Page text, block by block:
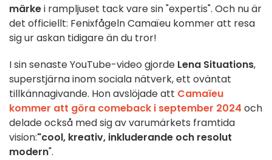
märkei rampljuset tack vare sin "expertis". Och nu är
det officiellt: Fenixfågeln Camaïeu kommer att resa
sig ur askan tidigare än du tror!
I sin senaste YouTube-video gjorde Lena Situations,
superstjärna inom sociala nätverk, ett oväntat
tillkännagivande. Hon avslöjade att Camaïeu
kommer att göra comeback i september 2024 och
delade också med sig av varumärkets framtida
vision:"cool, kreativ, inkluderande och resolut
modern".